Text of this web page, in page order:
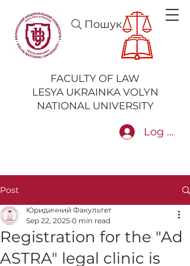
FACULTY OF LAW
LESYA UKRAINKA VOLYN
NATIONAL UNIVERSITY
Log In
Пошук
Post
Registration for the "Ad
ASTRA" legal clinic is
Юридичний Факультет
Sep 22, 2025 0 min read